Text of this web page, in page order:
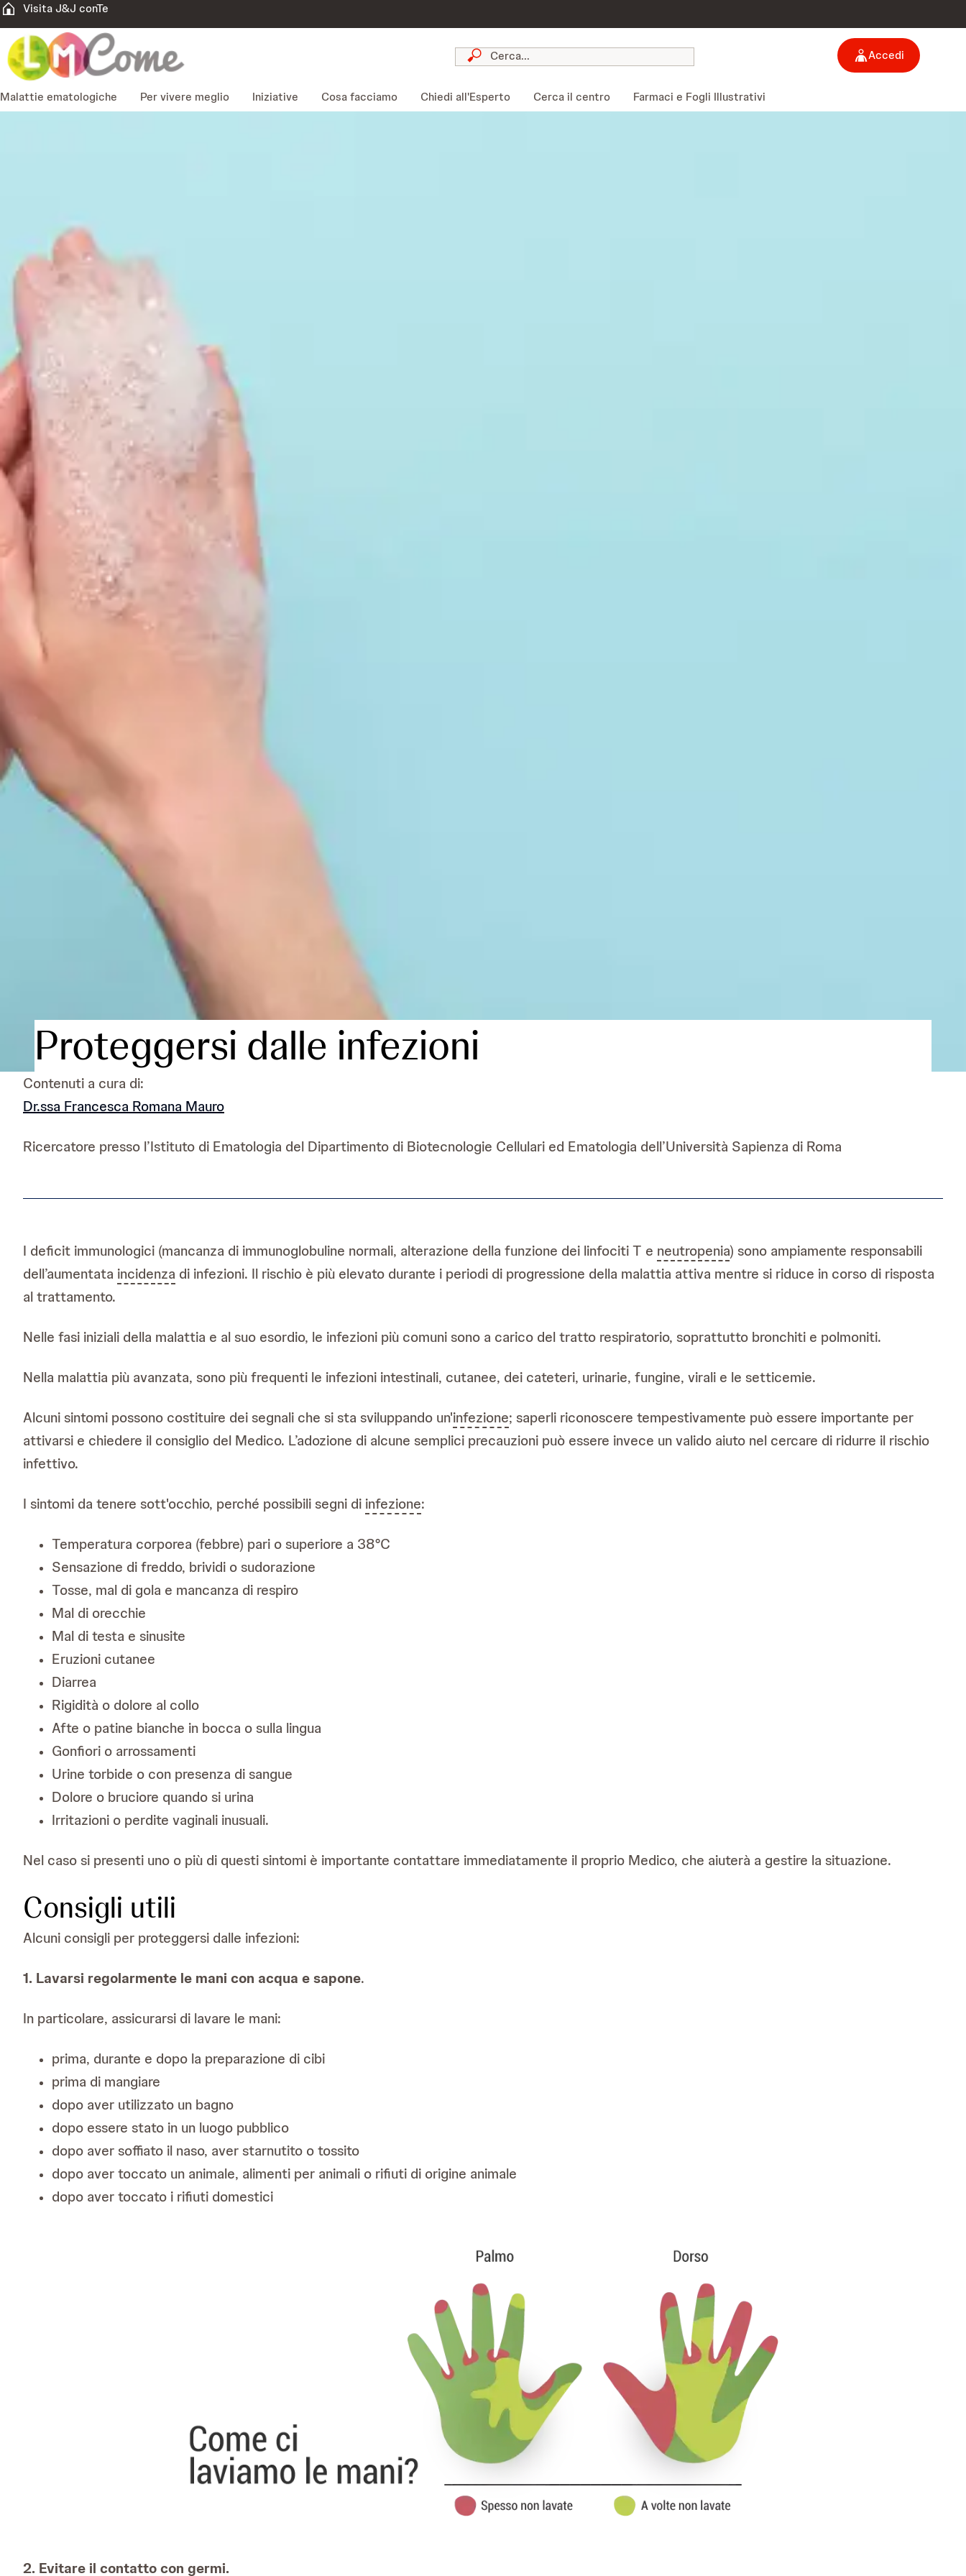
Visita J&J conTe
Accedi
Malattie ematologiche Per vivere meglio Iniziative Cosa facciamo Chiedi all'Esperto Cerca il centro Farmaci e Fogli Illustrativi
Proteggersi dalle infezioni
Contenuti a cura di:
Dr.ssa Francesca Romana Mauro
Ricercatore presso l’Istituto di Ematologia del Dipartimento di Biotecnologie Cellulari ed Ematologia dell’Università Sapienza di Roma
I deficit immunologici (mancanza di immunoglobuline normali, alterazione della funzione dei linfociti T e neutropenia) sono ampiamente responsabili
dell’aumentata incidenza di infezioni. Il rischio è più elevato durante i periodi di progressione della malattia attiva mentre si riduce in corso di risposta
al trattamento.
Nelle fasi iniziali della malattia e al suo esordio, le infezioni più comuni sono a carico del tratto respiratorio, soprattutto bronchiti e polmoniti.
Nella malattia più avanzata, sono più frequenti le infezioni intestinali, cutanee, dei cateteri, urinarie, fungine, virali e le setticemie.
Alcuni sintomi possono costituire dei segnali che si sta sviluppando un'infezione; saperli riconoscere tempestivamente può essere importante per
attivarsi e chiedere il consiglio del Medico. L’adozione di alcune semplici precauzioni può essere invece un valido aiuto nel cercare di ridurre il rischio
infettivo.
I sintomi da tenere sott'occhio, perché possibili segni di infezione:
Temperatura corporea (febbre) pari o superiore a 38°C
Sensazione di freddo, brividi o sudorazione
Tosse, mal di gola e mancanza di respiro
Mal di orecchie
Mal di testa e sinusite
Eruzioni cutanee
Diarrea
Rigidità o dolore al collo
Afte o patine bianche in bocca o sulla lingua
Gonfiori o arrossamenti
Urine torbide o con presenza di sangue
Dolore o bruciore quando si urina
Irritazioni o perdite vaginali inusuali.
Nel caso si presenti uno o più di questi sintomi è importante contattare immediatamente il proprio Medico, che aiuterà a gestire la situazione.
Consigli utili
Alcuni consigli per proteggersi dalle infezioni:
1. Lavarsi regolarmente le mani con acqua e sapone.
In particolare, assicurarsi di lavare le mani:
prima, durante e dopo la preparazione di cibi
prima di mangiare
dopo aver utilizzato un bagno
dopo essere stato in un luogo pubblico
dopo aver soffiato il naso, aver starnutito o tossito
dopo aver toccato un animale, alimenti per animali o rifiuti di origine animale
dopo aver toccato i rifiuti domestici
2. Evitare il contatto con germi.